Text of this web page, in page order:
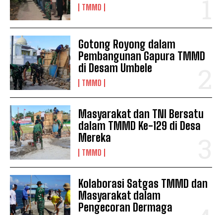
TMMD
Gotong Royong dalam
Pembangunan Gapura TMMD
di Desam Umbele
TMMD
Masyarakat dan TNI Bersatu
dalam TMMD Ke-129 di Desa
Mereka
TMMD
Kolaborasi Satgas TMMD dan
Masyarakat dalam
Pengecoran Dermaga